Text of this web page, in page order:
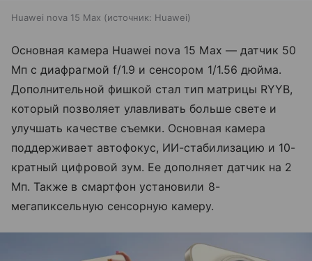
Huawei nova 15 Max источник: Huawei
Основная камера Huawei nova 15 Max — датчик 50
Мп с диафрагмой f/1.9 и сенсором 1/1.56 дюйма.
Дополнительной фишкой стал тип матрицы RYYB,
который позволяет улавливать больше свете и
улучшать качестве съемки. Основная камера
поддерживает автофокус, ИИ-стабилизацию и 10-
кратный цифровой зум. Ее дополняет датчик на 2
Мп. Также в смартфон установили 8-
мегапиксельную сенсорную камеру.